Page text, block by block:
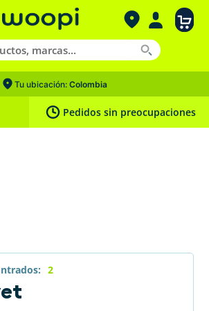
Tu ubicación: Colombia
Pedidos sin preocupaciones
2